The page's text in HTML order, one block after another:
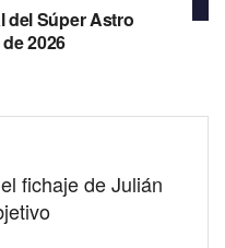
del Súper Astro
2026
fichaje de Julián